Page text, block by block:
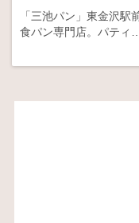
「三池パン」東金沢駅
食パン専門店。パティ…